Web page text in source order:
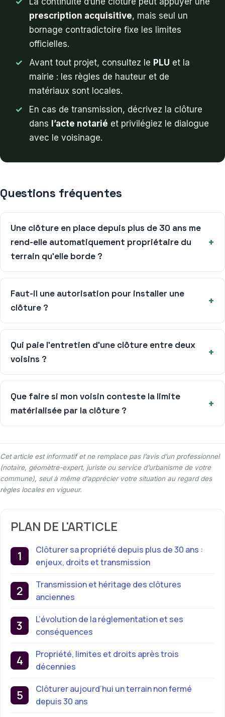
prescription acquisitive, mais seul un
bornage contradictoire fixe les limites
officielles.
Avant tout projet, consultez le PLU et la
mairie : les règles de hauteur et de
matériaux sont locales.
En cas de transmission, décrivez la clôture
dans l’acte notarié et privilégiez le dialogue
avec le voisinage.
Questions fréquentes
Une clôture en place depuis plus de 30 ans me
rend-elle automatiquement propriétaire du
terrain qu’elle borde ?
Faut-il une autorisation pour installer une
clôture ?
Qui paie l’entretien d’une clôture entre deux
voisins ?
Que faire si mon voisin conteste la limite
matérialisée par la clôture ?
Cet article est informatif et ne remplace pas l’avis d’un professionnel
(notaire, géomètre-expert, juriste ou service d’urbanisme de votre
commune), seul à même d’apprécier votre situation au regard des
règles locales en vigueur.
PLAN DE L'ARTICLE
Clôturer sa propriété depuis plus de 30 ans :
enjeux, droits et transmission
Transmission et héritage des clôtures
anciennes
L’évolution de la réglementation et ses
conséquences
Propriété, limites et droits après trois
décennies
Clôturer aujourd’hui un terrain non fermé
depuis 30 ans